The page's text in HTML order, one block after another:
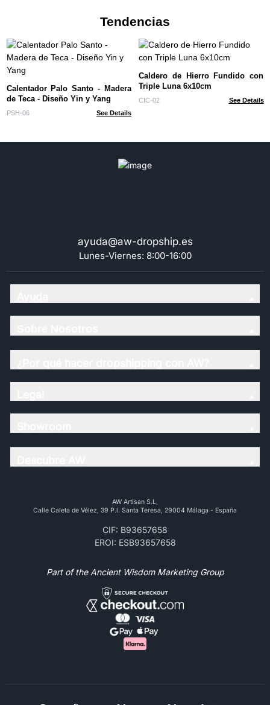
Tendencias
Calentador Palo Santo - Madera
de Teca - Diseño Yin y Yang
PSH-06 See Details
Caldero de Hierro Fundido con
Triple Luna 6x10cm
CIC-02 See Details
ayuda@aw-dropship.es
Lunes-Viernes: 8:00-16:00
AW Artisan S.L,
Calle Caleta de Vélez, 39 P.l. Santa Teresa, 29004 Málaga - España
CIF: B93657658
EROI: ESB93657658
Part of the Ancient Wisdom Marketing Group